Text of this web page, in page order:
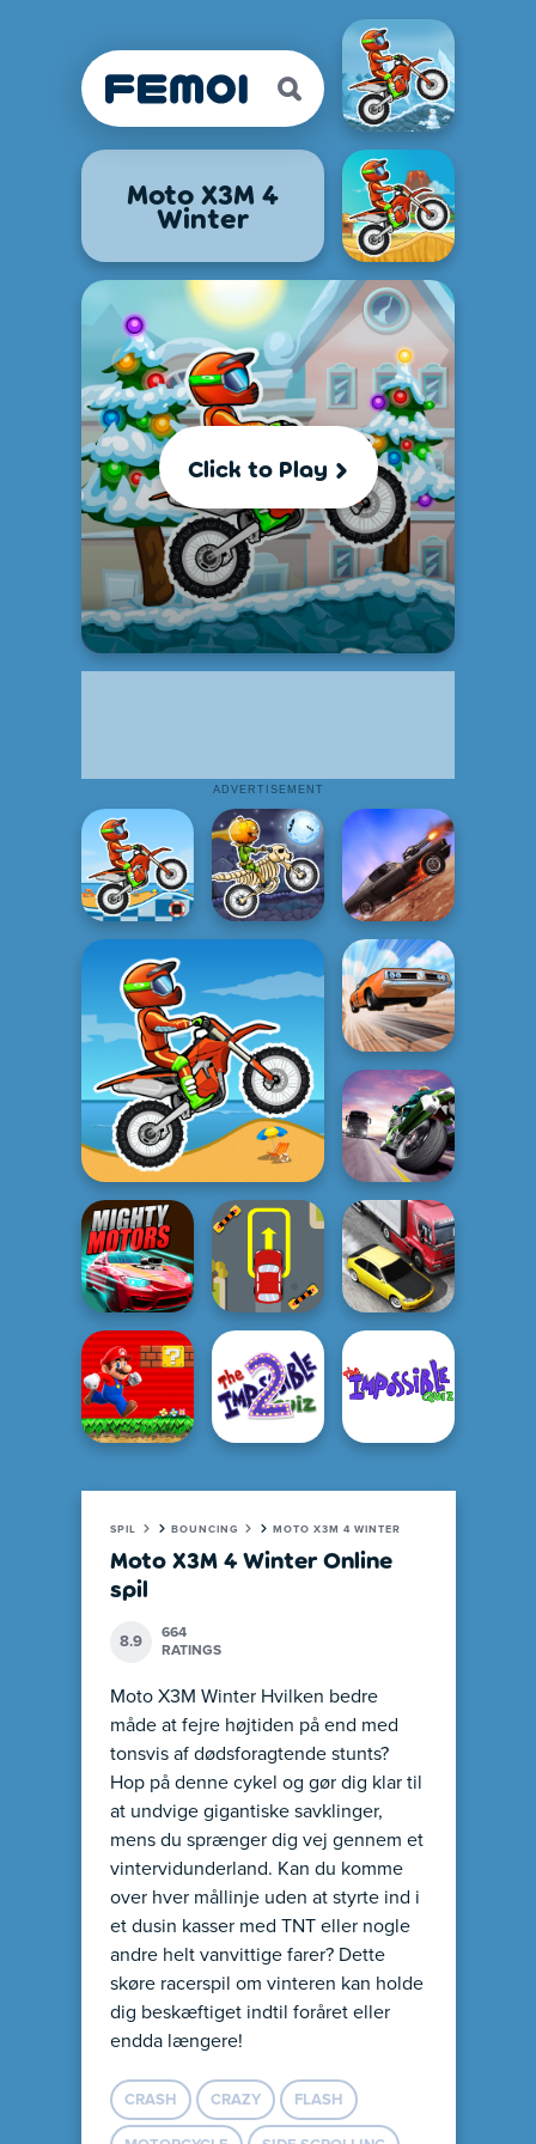
Moto X3M 4
Winter
Click to Play
SPIL BOUNCING MOTO X3M 4 WINTER
Moto X3M 4 Winter Online
spil
8.9
664
RATINGS
Moto X3M Winter Hvilken bedre
måde at fejre højtiden på end med
tonsvis af dødsforagtende stunts?
Hop på denne cykel og gør dig klar til
at undvige gigantiske savklinger,
mens du sprænger dig vej gennem et
vintervidunderland. Kan du komme
over hver mållinje uden at styrte ind i
et dusin kasser med TNT eller nogle
andre helt vanvittige farer? Dette
skøre racerspil om vinteren kan holde
dig beskæftiget indtil foråret eller
endda længere!
CRASH CRAZY FLASH